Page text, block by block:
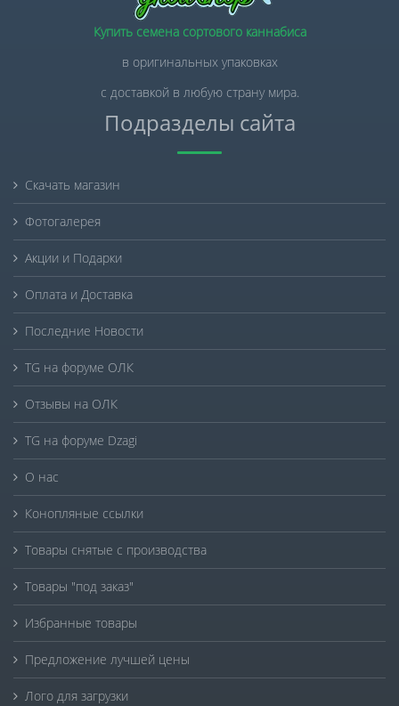
Купить семена сортового каннабиса
в оригинальных упаковках
с доставкой в любую страну мира.
Подразделы сайта
Скачать магазин
Фотогалерея
Акции и Подарки
Оплата и Доставка
Последние Новости
TG на форуме ОЛК
Отзывы на ОЛК
TG на форуме Dzagi
О нас
Конопляные ссылки
Товары снятые с производства
Товары "под заказ"
Избранные товары
Предложение лучшей цены
Лого для загрузки